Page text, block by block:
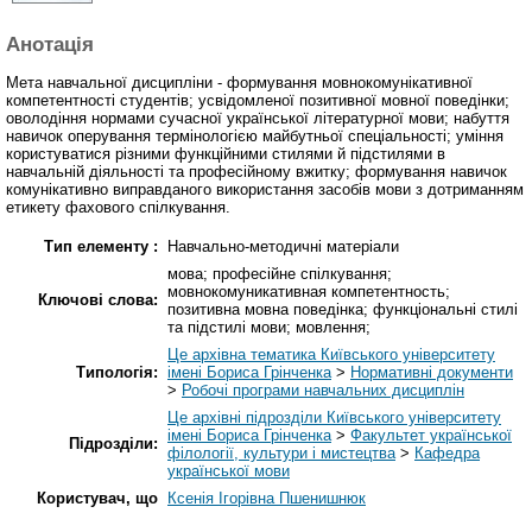
Анотація
Мета навчальної дисципліни - формування мовнокомунікативної
компетентності студентів; усвідомленої позитивної мовної поведінки;
оволодіння нормами сучасної української літературної мови; набуття
навичок оперування термінологією майбутньої спеціальності; уміння
користуватися різними функційними стилями й підстилями в
навчальній діяльності та професійному вжитку; формування навичок
комунікативно виправданого використання засобів мови з дотриманням
етикету фахового спілкування.
Тип елементу : Навчально-методичні матеріали
Ключові слова:
мова; професійне спілкування;
мовнокомуникативная компетентность;
позитивна мовна поведінка; функціональні стилі
та підстилі мови; мовлення;
Типологія:
Це архівна тематика Київського університету
імені Бориса Грінченка> Нормативні документи
> Робочі програми навчальних дисциплін
Підрозділи:
Це архівні підрозділи Київського університету
імені Бориса Грінченка> Факультет української
філології, культури і мистецтва> Кафедра
української мови
Користувач, що
Ксенія Ігорівна Пшенишнюк